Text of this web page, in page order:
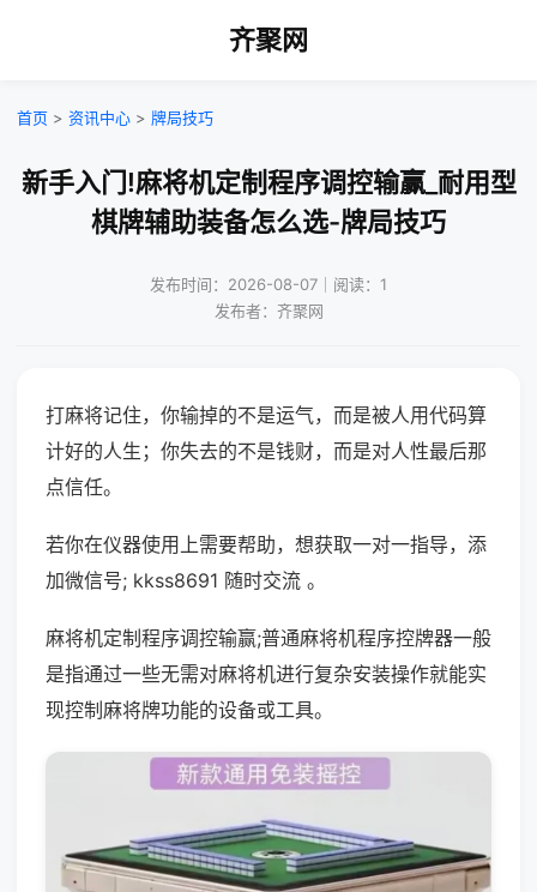
齐聚网
首页 > 资讯中心 > 牌局技巧
新手入门!麻将机定制程序调控输赢_耐用型
棋牌辅助装备怎么选-牌局技巧
发布时间：2026-08-07｜阅读：1
发布者：齐聚网
打麻将记住，你输掉的不是运气，而是被人用代码算
计好的人生；你失去的不是钱财，而是对人性最后那
点信任。
若你在仪器使用上需要帮助，想获取一对一指导，添
加微信号; kkss8691 随时交流 。
麻将机定制程序调控输赢;普通麻将机程序控牌器一般
是指通过一些无需对麻将机进行复杂安装操作就能实
现控制麻将牌功能的设备或工具。